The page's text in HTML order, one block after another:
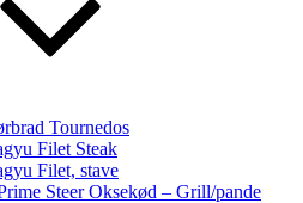
Tournedos
Filet Steak
Filet, stave
Steer Oksekød – Grill/pande